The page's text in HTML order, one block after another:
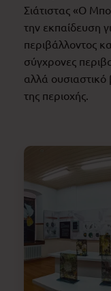
Σιάτιστας «Ο
την εκπαίδευση
περιβάλλοντος
σύγχρονες
αλλά
της περιοχής.